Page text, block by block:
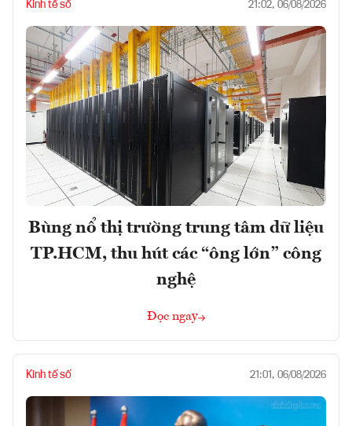
Kinh tế số 21:02, 06/08/2026
Bùng nổ thị trường trung tâm dữ liệu
TP.HCM, thu hút các “ông lớn” công
nghệ
Đọc ngay
Kinh tế số 21:01, 06/08/2026